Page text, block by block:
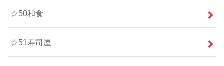
☆50和食
☆51寿司屋